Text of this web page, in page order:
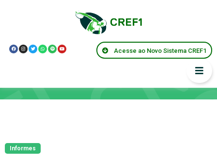
Acesse ao Novo Sistema CREF1
Informes